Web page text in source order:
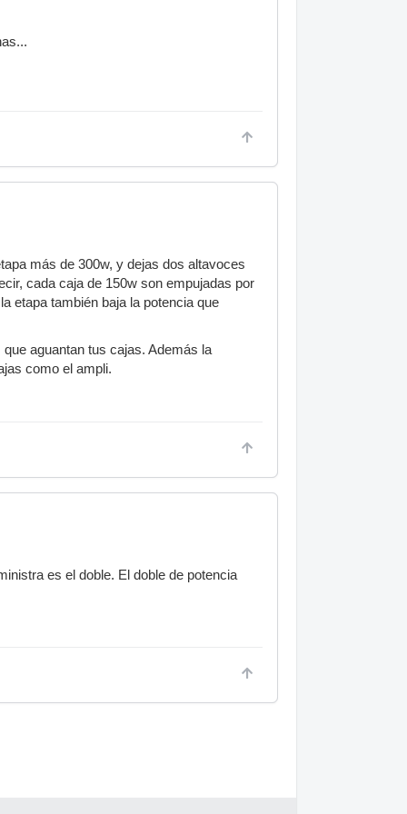
más de 300w, y dejas dos altavoces
cada caja de 150w son empujadas por
etapa también baja la potencia que
aguantan tus cajas. Además la
como el ampli.
es el doble. El doble de potencia